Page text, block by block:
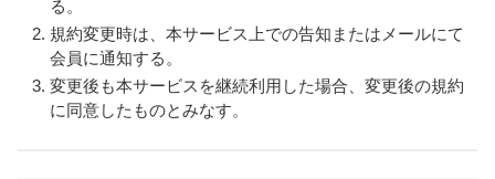
る。
規約変更時は、本サービス上での告知またはメールにて
会員に通知する。
変更後も本サービスを継続利用した場合、変更後の規約
に同意したものとみなす。